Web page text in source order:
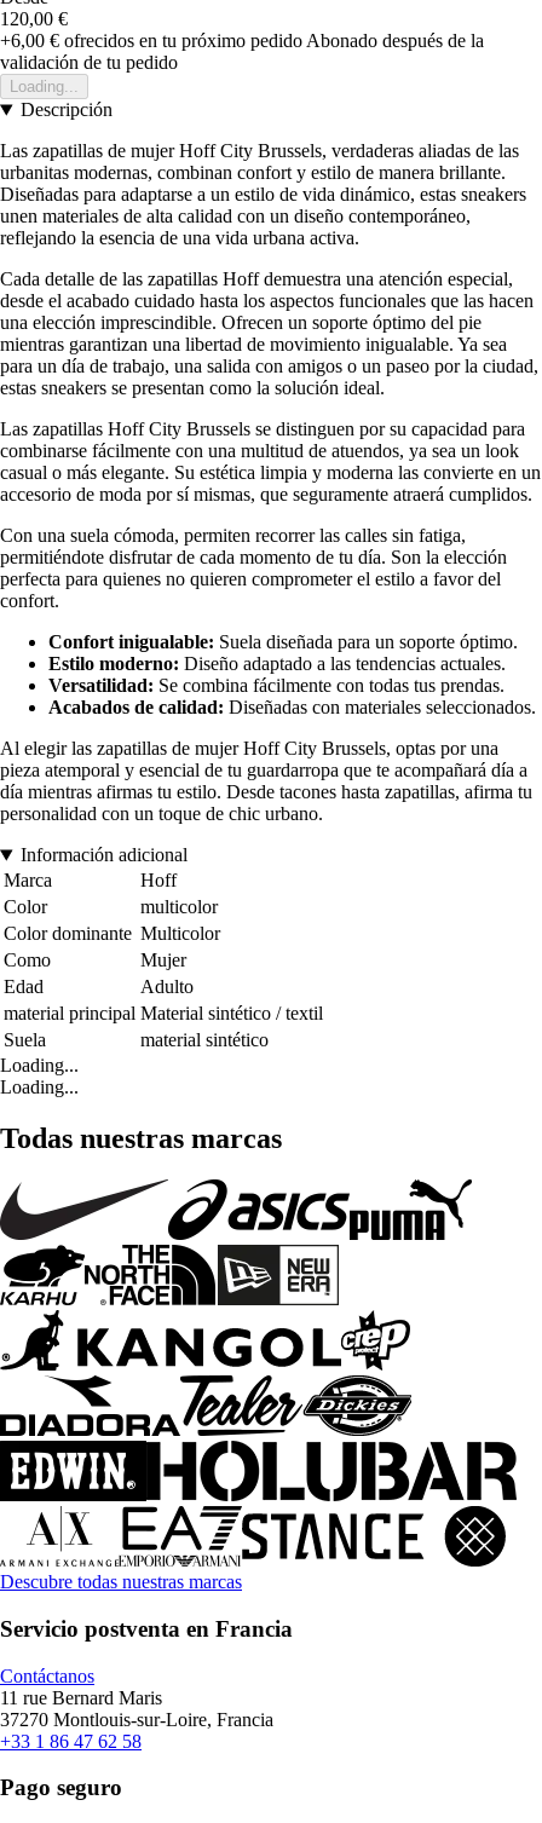
120,00 €
+6,00 € ofrecidos en tu próximo pedido Abonado después de la
validación de tu pedido
Loading...
Descripción
Las zapatillas de mujer Hoff City Brussels, verdaderas aliadas de las
urbanitas modernas, combinan confort y estilo de manera brillante.
Diseñadas para adaptarse a un estilo de vida dinámico, estas sneakers
unen materiales de alta calidad con un diseño contemporáneo,
reflejando la esencia de una vida urbana activa.
Cada detalle de las zapatillas Hoff demuestra una atención especial,
desde el acabado cuidado hasta los aspectos funcionales que las hacen
una elección imprescindible. Ofrecen un soporte óptimo del pie
mientras garantizan una libertad de movimiento inigualable. Ya sea
para un día de trabajo, una salida con amigos o un paseo por la ciudad,
estas sneakers se presentan como la solución ideal.
Las zapatillas Hoff City Brussels se distinguen por su capacidad para
combinarse fácilmente con una multitud de atuendos, ya sea un look
casual o más elegante. Su estética limpia y moderna las convierte en un
accesorio de moda por sí mismas, que seguramente atraerá cumplidos.
Con una suela cómoda, permiten recorrer las calles sin fatiga,
permitiéndote disfrutar de cada momento de tu día. Son la elección
perfecta para quienes no quieren comprometer el estilo a favor del
confort.
Confort inigualable: Suela diseñada para un soporte óptimo.
Estilo moderno: Diseño adaptado a las tendencias actuales.
Versatilidad: Se combina fácilmente con todas tus prendas.
Acabados de calidad: Diseñadas con materiales seleccionados.
Al elegir las zapatillas de mujer Hoff City Brussels, optas por una
pieza atemporal y esencial de tu guardarropa que te acompañará día a
día mientras afirmas tu estilo. Desde tacones hasta zapatillas, afirma tu
personalidad con un toque de chic urbano.
Información adicional
Marca
Hoff
Color
multicolor
Color dominante Multicolor
Como
Mujer
Edad
Adulto
material principal Material sintético / textil
Suela
material sintético
Loading...
Loading...
Todas nuestras marcas
Descubre todas nuestras marcas
Servicio postventa en Francia
Contáctanos
11 rue Bernard Maris
37270 Montlouis-sur-Loire, Francia
+33 1 86 47 62 58
Pago seguro